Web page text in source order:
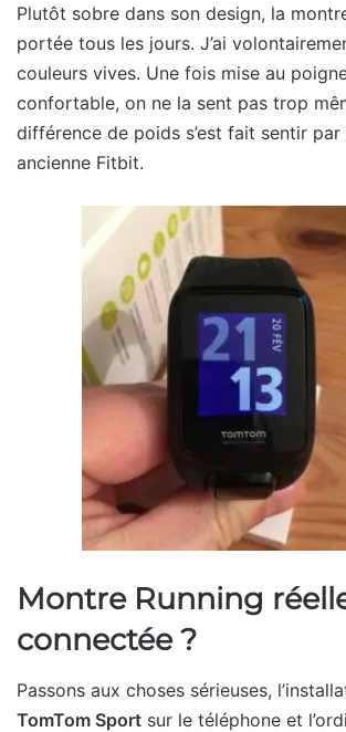
Plutôt sobre dans son design, la
portée tous les jours. J’ai
couleurs vives. Une fois mise au
confortable, on ne la sent pas trop
différence de poids s’est fait sentir
ancienne Fitbit.
Montre Running
connectée ?
Passons aux choses sérieuses,
TomTom Sport sur le téléphone et